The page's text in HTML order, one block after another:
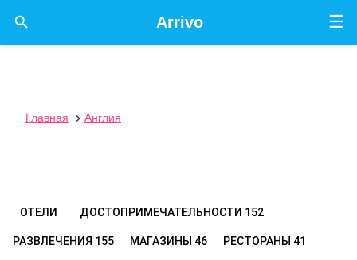
☰
Arrivo

Главная  Англия
ОТЕЛИ ДОСТОПРИМЕЧАТЕЛЬНОСТИ 152
РАЗВЛЕЧЕНИЯ 155 МАГАЗИНЫ 46 РЕСТОРАНЫ 41